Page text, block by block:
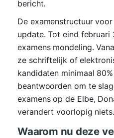
bericht.
De examenstructuur
update. Tot eind februari
examens mondeling.
ze schriftelijk of
kandidaten minimaal
beantwoorden om te
examens op de Elbe,
verandert voorlopig niets.
Waarom nu deze